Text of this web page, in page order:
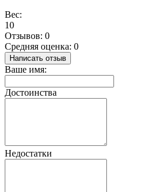
Вес:
10
Отзывов: 0
Средняя оценка: 0
Написать отзыв
Ваше имя:
Достоинства
Недостатки